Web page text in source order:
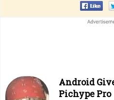
Android
Pichype Pro